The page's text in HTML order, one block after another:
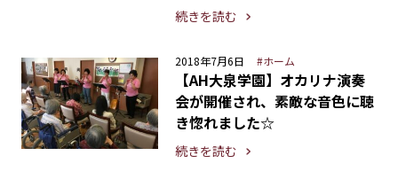
続きを読む
2018年7月6日 #ホーム
【AH大泉学園】オカリナ演奏
会が開催され、素敵な音色に聴
き惚れました☆
続きを読む